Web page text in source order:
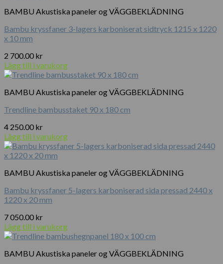
BAMBU Akustiska paneler og VÄGGBEKLÄDNING
Bambu kryssfaner 3-lagers karboniserat sidtryck 1215 x 1220
x 10 mm
2 700.00 kr
Lägg till i varukorg
BAMBU Akustiska paneler og VÄGGBEKLÄDNING
Trendline bambusstaket 90 x 180 cm
4 250.00 kr
Lägg till i varukorg
BAMBU Akustiska paneler og VÄGGBEKLÄDNING
Bambu kryssfaner 5-lagers karboniserad sida pressad 2440 x
1220 x 20 mm
7 050.00 kr
Lägg till i varukorg
BAMBU Akustiska paneler og VÄGGBEKLÄDNING